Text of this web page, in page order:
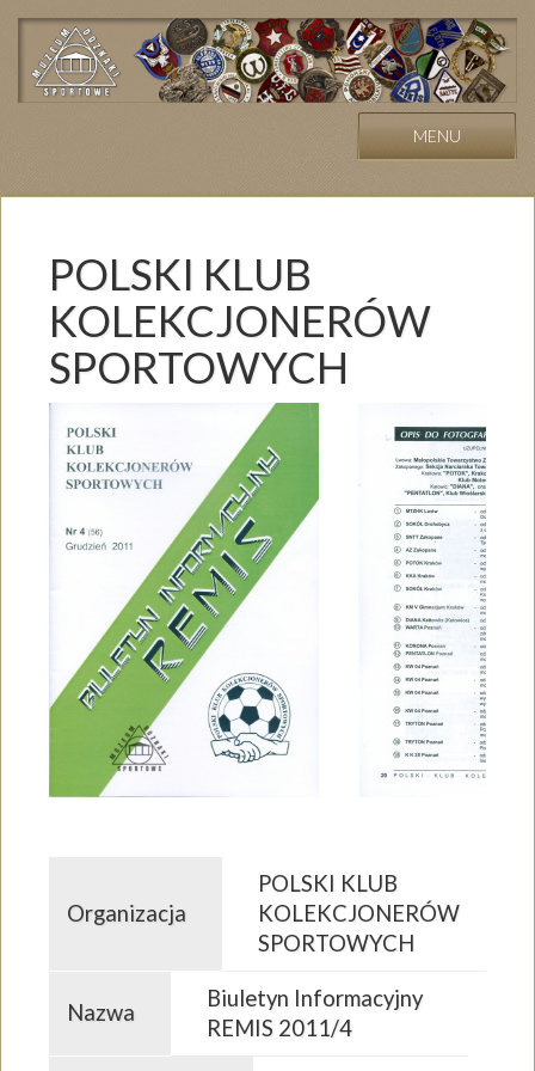
MENU
POLSKI KLUB
KOLEKCJONERÓW
SPORTOWYCH
Organizacja
POLSKI KLUB
KOLEKCJONERÓW
SPORTOWYCH
Nazwa
Biuletyn Informacyjny
REMIS 2011/4